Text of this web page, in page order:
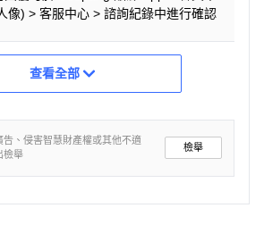
像) > 客服中心 > 諮詢紀錄中進行確認
查看全部
、侵害智慧財產權或其他不適
檢舉
檢舉